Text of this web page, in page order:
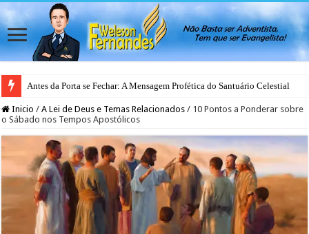
Antes da Porta se Fechar: A Mensagem Profética do Santuário Celestial
Inicio / A Lei de Deus e Temas Relacionados / 10 Pontos a Ponderar sobre
o Sábado nos Tempos Apostólicos